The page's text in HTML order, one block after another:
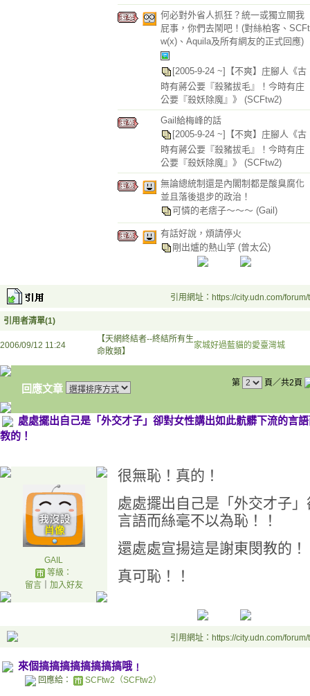
何必對外省人抓狂？統一或獨立關我
屁事，你們去鬧吧！(對絲柏客、SCFt
w(x)、Aquila及所有網友的正式回應)
[2005-9-24 ~]【不爽】庄腳人《古
時有蔣公要『殺豬拔毛』！今時有庄
公要『殺妖除魔』》 (SCFtw2)
Gail給梅峰的話
[2005-9-24 ~]【不爽】庄腳人《古
時有蔣公要『殺豬拔毛』！今時有庄
公要『殺妖除魔』》 (SCFtw2)
無論總統制還是內閣制都是酸臭腐化
並且落後退步的政治！
可憐的老痞子～～～ (Gail)
有話好說，煩請停火
剛出爐的熱山竽 (曾太公)
引用網址：https://city.udn.com/
引用者清單(1)
2006/09/12 11:24
【天網終結者--終結所有生
命敗類】
家城好過藍貓的愛臺灣城
回應文章 第 頁／共2頁
處處擺出自己是「外交才子」卻對女性講出如此骯髒下流的言
教的！
GAIL
等級：
留言｜ 加入好友
很無恥！真的！
處處擺出自己是「外交才子
言語而絲毫不以為恥！！
還處處宣揚這是謝東閔教的！
真可恥！！
引用網址：https://city.udn.com/
來個搞搞搞搞搞搞搞搞哦﹗
回應給： SCFtw2（SCFtw2）